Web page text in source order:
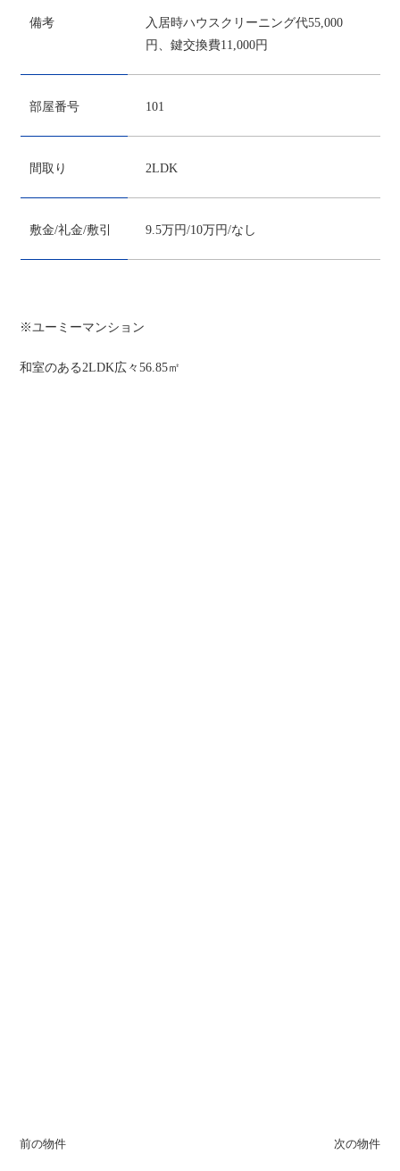
備考
入居時ハウスクリーニング代55,000
円、鍵交換費11,000円
部屋番号 101
間取り 2LDK
敷金/礼金/敷引 9.5万円/10万円/なし
※ユーミーマンション
和室のある2LDK広々56.85㎡
前の物件 次の物件